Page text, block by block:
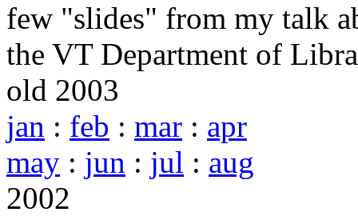
few "slides" from my talk
the VT Department of
old 2003
jan : feb : mar : apr
may : jun : jul : aug
2002